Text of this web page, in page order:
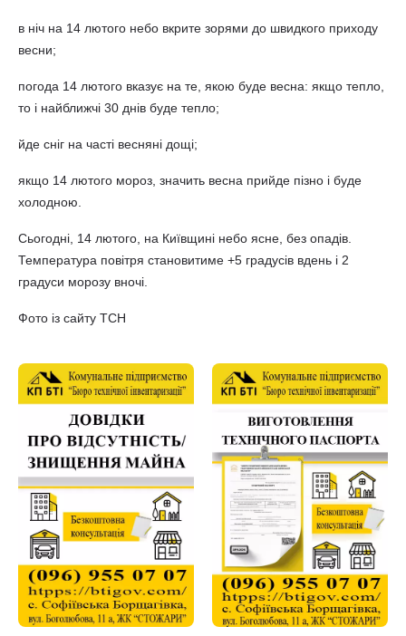
в ніч на 14 лютого небо вкрите зорями до швидкого приходу
весни;
погода 14 лютого вказує на те, якою буде весна: якщо тепло,
то і найближчі 30 днів буде тепло;
йде сніг на часті весняні дощі;
якщо 14 лютого мороз, значить весна прийде пізно і буде
холодною.
Сьогодні, 14 лютого, на Київщині небо ясне, без опадів.
Температура повітря становитиме +5 градусів вдень і 2
градуси морозу вночі.
Фото із сайту ТСН